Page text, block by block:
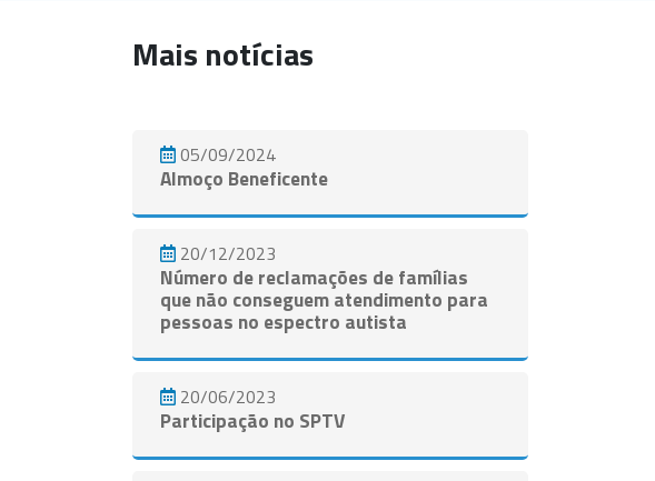
Mais notícias
05/09/2024
Almoço Beneficente
20/12/2023
Número de reclamações de famílias
que não conseguem atendimento para
pessoas no espectro autista
20/06/2023
Participação no SPTV